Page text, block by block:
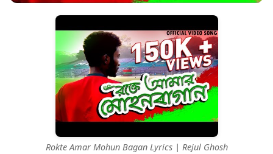
Rokte Amar Mohun Bagan Lyrics | Rejul Ghosh